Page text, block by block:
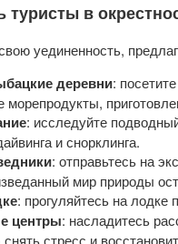
туристы в
уединенность,
деревни:
морепродукты,
: исследуйте
и снорклинга.
: отправьтесь на
мир природы
: прогуляйтесь на
центры: насладитесь
стресс и